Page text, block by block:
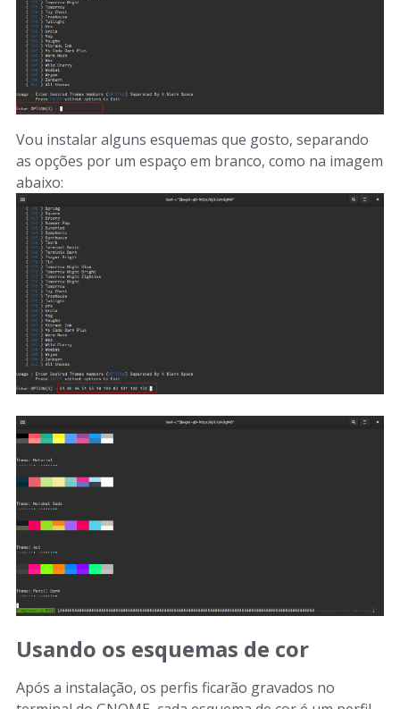
Vou instalar alguns esquemas que gosto, separando
as opções por um espaço em branco, como na imagem
abaixo:
Usando os esquemas de cor
Após a instalação, os perfis ficarão gravados no